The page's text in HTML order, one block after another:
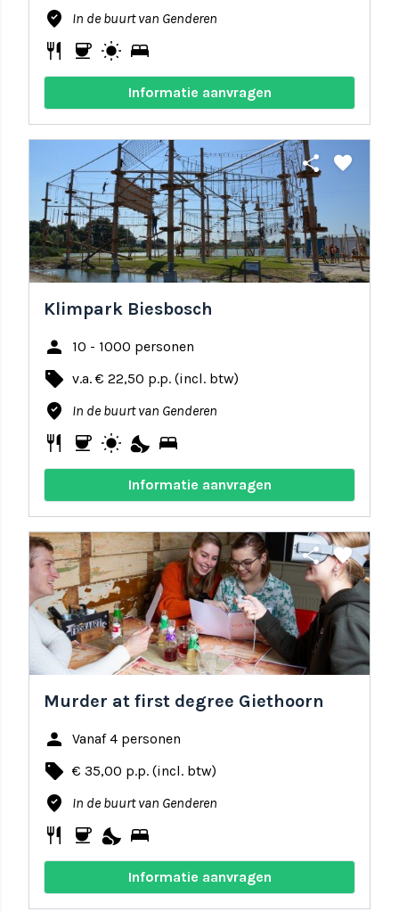
where_to_vote In de buurt van Genderen
restaurant coffee wb_sunny bed
Informatie aanvragen
share favorite
Klimpark Biesbosch
person 10 - 1000 personen
local_offer v.a. € 22,50 p.p. (incl. btw)
where_to_vote In de buurt van Genderen
restaurant coffee wb_sunny nights_stay bed
Informatie aanvragen
share favorite
Murder at first degree Giethoorn
person Vanaf 4 personen
local_offer € 35,00 p.p. (incl. btw)
where_to_vote In de buurt van Genderen
restaurant coffee nights_stay bed
Informatie aanvragen